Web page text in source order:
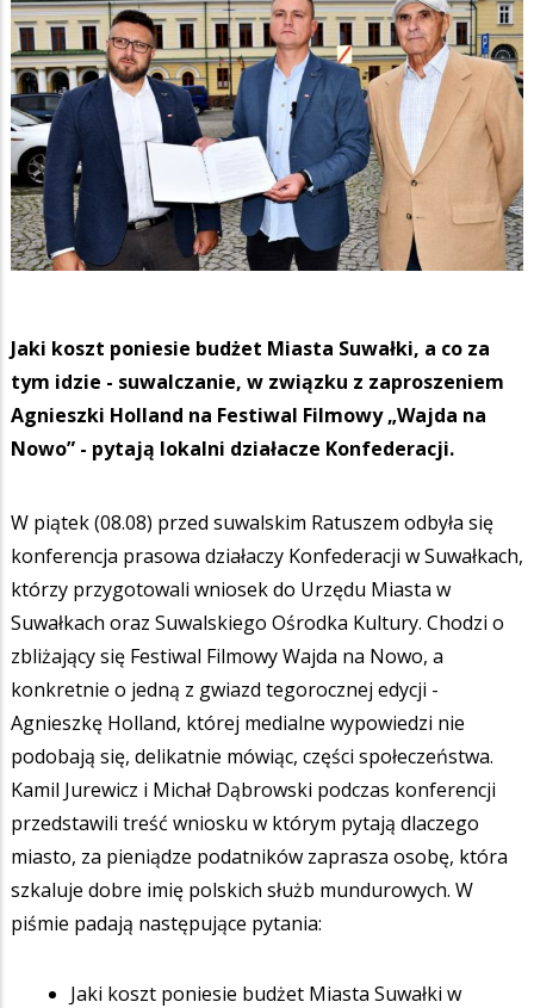
Jaki koszt poniesie budżet Miasta Suwałki, a co za
tym idzie - suwalczanie, w związku z zaproszeniem
Agnieszki Holland na Festiwal Filmowy „Wajda na
Nowo” - pytają lokalni działacze Konfederacji.
W piątek (08.08) przed suwalskim Ratuszem odbyła się
konferencja prasowa działaczy Konfederacji w Suwałkach,
którzy przygotowali wniosek do Urzędu Miasta w
Suwałkach oraz Suwalskiego Ośrodka Kultury. Chodzi o
zbliżający się Festiwal Filmowy Wajda na Nowo, a
konkretnie o jedną z gwiazd tegorocznej edycji -
Agnieszkę Holland, której medialne wypowiedzi nie
podobają się, delikatnie mówiąc, części społeczeństwa.
Kamil Jurewicz i Michał Dąbrowski podczas konferencji
przedstawili treść wniosku w którym pytają dlaczego
miasto, za pieniądze podatników zaprasza osobę, która
szkaluje dobre imię polskich służb mundurowych. W
piśmie padają następujące pytania:
Jaki koszt poniesie budżet Miasta Suwałki w